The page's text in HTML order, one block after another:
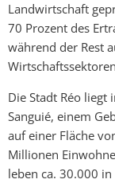
Landwirtschaft
70 Prozent des
während der Rest
Die Stadt Réo liegt
Sanguié, einem
auf einer Fläche
Millionen
leben ca. 30.000 in